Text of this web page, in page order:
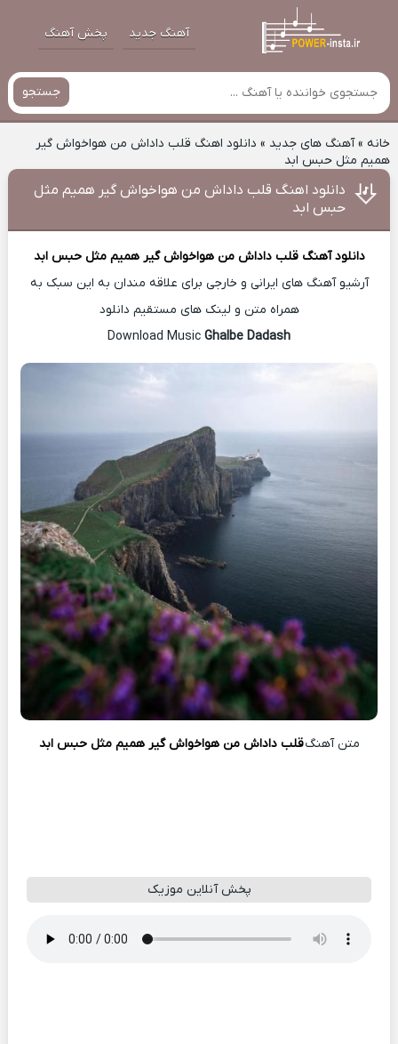
آهنگ جدید پخش آهنگ
جستجو
خانه»آهنگ های جدید » دانلود اهنگ قلب داداش من هواخواش گیر
همیم مثل حبس ابد
دانلود اهنگ قلب داداش من هواخواش گیر همیم مثل
حبس ابد
دانلود آهنگ قلب داداش من هواخواش گیر همیم مثل حبس ابد
آرشیو آهنگ های ایرانی و خارجی برای علاقه مندان به این سبک به
همراه متن و لینک های مستقیم دانلود
Download Music
Ghalbe Dadash
متن آهنگقلب داداش من هواخواش گیر همیم مثل حبس ابد
پخش آنلاین موزیک